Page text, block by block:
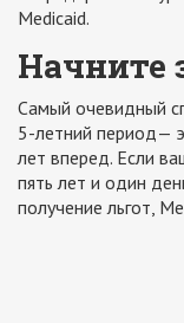
Medicaid.
Начните
Самый очевидный
5-летний период—
лет вперед. Если
пять лет и один
получение льгот,